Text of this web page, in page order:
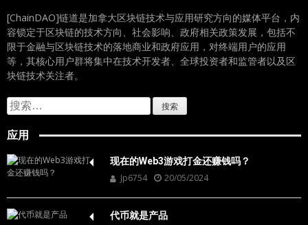
[ChainDAO]链道是加拿大区块链技术与应用研究方向的媒体平台，内
容锁定于区块链的技术方向、社会影响、政府相关政策发展，包括不
限于金融与区块链技术的落地商业和政府应用，对终端用户的应用
等，其核心用户群将集中在技术开发者、全球投资者和监管者以及区
块链技术关注者。
搜
索：
应用
现在的Web3游戏打金还赚钱吗？
Jp6754 20/05/2024
代币就是产品